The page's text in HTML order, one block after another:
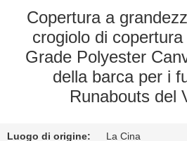
FABBRICA
CONTROLLO
QUALITÀ
Copertura a
crogiolo di
Grade Polyester
della barca per i
Runabouts del
Luogo di origine: La Cina